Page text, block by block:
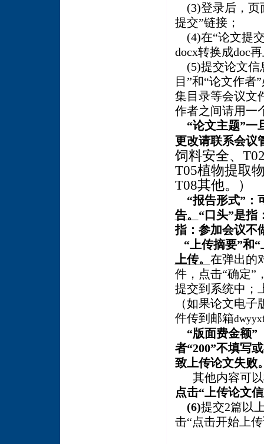
(3)登录后，页
提交”链接；
(4)在“论文提
docx转换成doc
(5)提交论文信
目”和“论文作者
集目录等会议文
作者之间请用一
“论文主题”一
更改请联系会议
饲料安全、
T05植物提取
T08其他。）
“报告形式”：
告。 “口头”是指
指：参加会议不
“上传摘要”和“
上传。 在弹出的
件，点击“确定”
提交到系统中；
（如果论文电
件传到邮箱
“版面费金额”
者“200”不填写
致上传论文失败
其他内容可以
点击“上传论文
(6)提交2篇以
击“点击开始上